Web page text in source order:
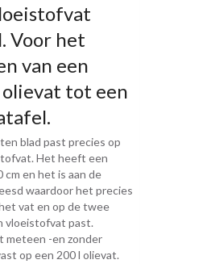
Voor het
van een
tot een
blad past precies op
Het heeft een
cm en het is aan de
waardoor het precies
vat en op de twee
vloeistofvat past.
meteen -en zonder
op een 200 l olievat.